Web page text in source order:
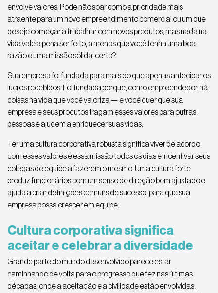
envolve valores. Pode não soar como a prioridade mais
atraente para um novo empreendimento comercial ou um que
deseje começar a trabalhar com novos produtos, mas nada na
vida vale a pena ser feito, a menos que você tenha uma boa
razão e uma missão sólida, certo?
Sua empresa foi fundada para mais do que apenas antecipar os
lucros recebidos. Foi fundada porque, como empreendedor, há
coisas na vida que você valoriza — e você quer que sua
empresa e seus produtos tragam esses valores para outras
pessoas e ajudem a enriquecer suas vidas.
Ter uma cultura corporativa robusta significa viver de acordo
com esses valores e essa missão todos os dias e incentivar seus
colegas de equipe a fazerem o mesmo. Uma cultura forte
produz funcionários com um senso de direção bem ajustado e
ajuda a criar definições comuns de sucesso, para que sua
empresa possa crescer em equipe.
Cultura corporativa significa
aceitar e celebrar a diversidade
Grande parte do mundo desenvolvido parece estar
caminhando de volta para o progresso que fez nas últimas
décadas, onde a aceitação e a civilidade estão envolvidas.